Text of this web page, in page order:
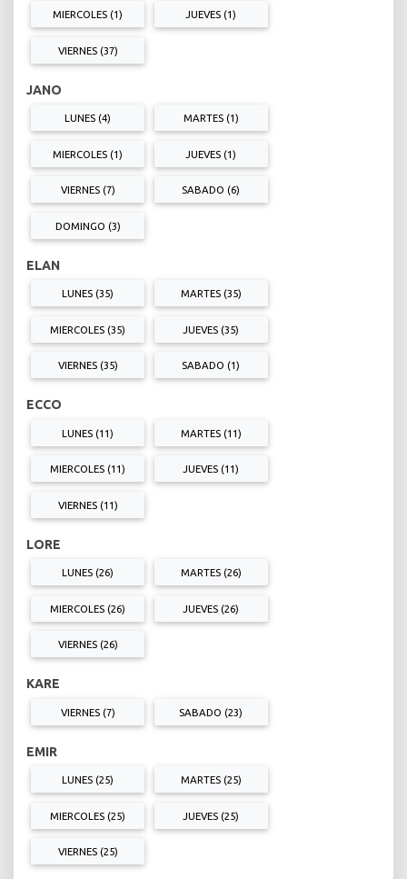
MIERCOLES (1) JUEVES (1)
VIERNES (37)
JANO
LUNES (4) MARTES (1)
MIERCOLES (1) JUEVES (1)
VIERNES (7) SABADO (6)
DOMINGO (3)
ELAN
LUNES (35) MARTES (35)
MIERCOLES (35) JUEVES (35)
VIERNES (35) SABADO (1)
ECCO
LUNES (11) MARTES (11)
MIERCOLES (11) JUEVES (11)
VIERNES (11)
LORE
LUNES (26) MARTES (26)
MIERCOLES (26) JUEVES (26)
VIERNES (26)
KARE
VIERNES (7) SABADO (23)
EMIR
LUNES (25) MARTES (25)
MIERCOLES (25) JUEVES (25)
VIERNES (25)